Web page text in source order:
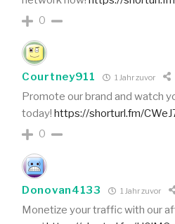
0
Courtney911 1 Jahr zuvor
Promote our brand and watch
today! https://shorturl.fm/
0
Donovan4133 1 Jahr zuvor
Monetize your traffic with our